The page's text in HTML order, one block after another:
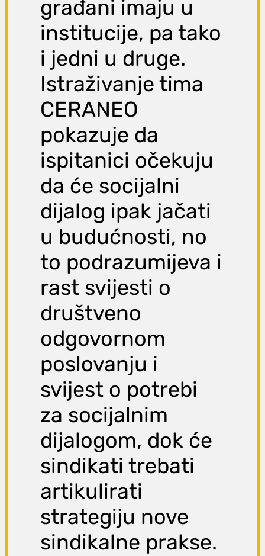
građani imaju u
institucije, pa tako
i jedni u druge.
Istraživanje tima
CERANEO
pokazuje da
ispitanici očekuju
da će socijalni
dijalog ipak jačati
u budućnosti, no
to podrazumijeva i
rast svijesti o
društveno
odgovornom
poslovanju i
svijest o potrebi
za socijalnim
dijalogom, dok će
sindikati trebati
artikulirati
strategiju nove
sindikalne prakse.